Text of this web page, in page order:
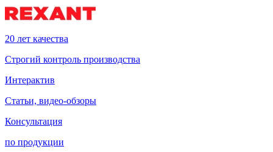
20 лет качества
Строгий контроль производства
Интерактив
Статьи, видео-обзоры
Консультация
по продукции